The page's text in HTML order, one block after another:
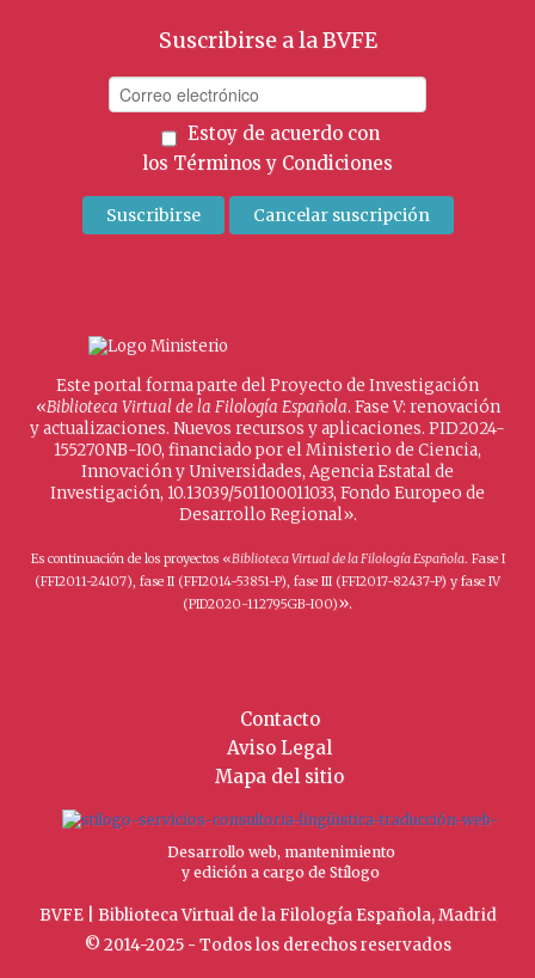
Suscribirse a la BVFE
Estoy de acuerdo con
los Términos y Condiciones
Este portal forma parte del Proyecto de Investigación
«Biblioteca Virtual de la Filología Española. Fase V: renovación
y actualizaciones. Nuevos recursos y aplicaciones. PID2024-
155270NB-I00, financiado por el Ministerio de Ciencia,
Innovación y Universidades, Agencia Estatal de
Investigación, 10.13039/501100011033, Fondo Europeo de
Desarrollo Regional».
Es continuación de los proyectos «Biblioteca Virtual de la Filología Española. Fase I
(FFI2011-24107), fase II (FFI2014-53851-P), fase III (FFI2017-82437-P) y fase IV
(PID2020-112795GB-I00)».
Contacto
Aviso Legal
Mapa del sitio
Desarrollo web, mantenimiento
y edición a cargo de Stílogo
BVFE | Biblioteca Virtual de la Filología Española, Madrid
© 2014-2025 - Todos los derechos reservados